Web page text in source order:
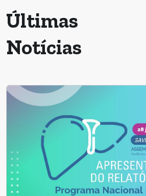
Últimas
Notícias